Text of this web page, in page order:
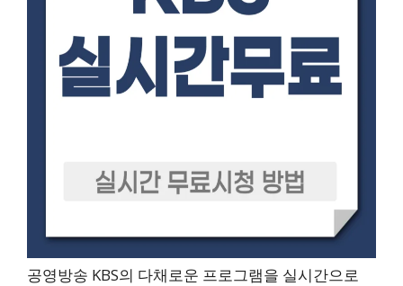
공영방송 KBS의 다채로운 프로그램을 실시간으로